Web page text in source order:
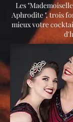
Les
Aphrodite ", trois
mieux votre